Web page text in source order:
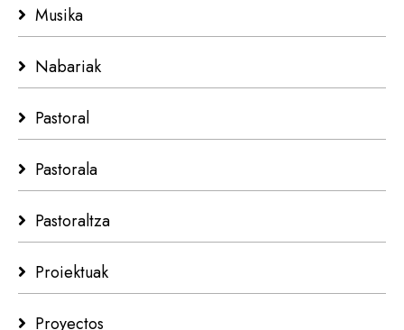
Musika
Nabariak
Pastoral
Pastorala
Pastoraltza
Proiektuak
Proyectos